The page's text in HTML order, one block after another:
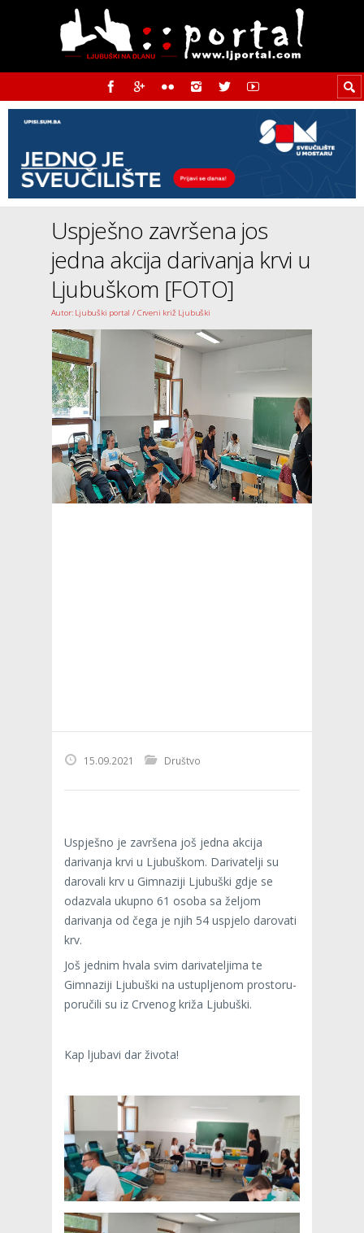
Uspješno završena jos
jedna akcija darivanja krvi u
Ljubuškom [FOTO]
Autor: Ljubuški portal / Crveni križ Ljubuški
15.09.2021 Društvo
Uspješno je završena još jedna akcija
darivanja krvi u Ljubuškom. Darivatelji su
darovali krv u Gimnaziji Ljubuški gdje se
odazvala ukupno 61 osoba sa željom
darivanja od čega je njih 54 uspjelo darovati
krv.
Još jednim hvala svim darivateljima te
Gimnaziji Ljubuški na ustupljenom prostoru-
poručili su iz Crvenog križa Ljubuški.
Kap ljubavi dar života!